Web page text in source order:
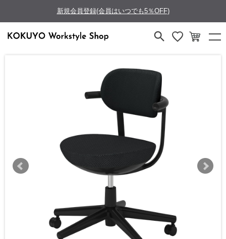
新規会員登録(会員はいつでも5％OFF)